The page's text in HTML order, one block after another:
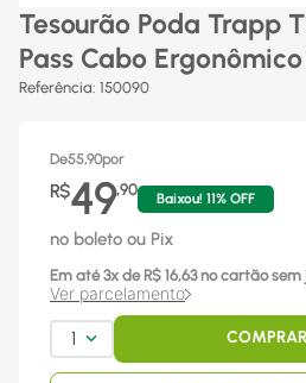
Tesourão Poda Trapp
Pass Cabo
Referência: 150090
De55,90por
R$49,90
Baixou! 11% OFF
no boleto ou Pix
Em até 3x de R$ 16,63no cartão sem
Ver parcelamento
1